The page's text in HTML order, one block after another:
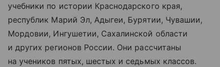
учебники по истории Краснодарского края,
республик Марий Эл, Адыгеи, Бурятии, Чувашии,
Мордовии, Ингушетии, Сахалинской области
и других регионов России. Они рассчитаны
на учеников пятых, шестых и седьмых классов.